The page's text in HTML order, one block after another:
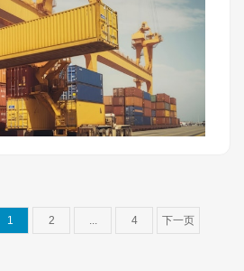
1 2 ... 4 下一页